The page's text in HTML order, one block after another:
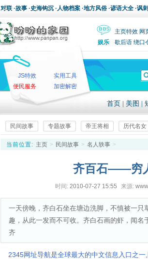
对联 ·故事 ·史海钩沉 ·人物档案 ·地方风俗 ·谚语大全 ·讽
主页特效 网
娱乐
歇后语 绕口
JS特效
实用工具
便民服务
加密解密
首页 美图
民间故事 专题故事 帝王将相 历代名女
当前位置: 主页 > 民间故事 > 名人轶事 >
齐百石——穷
时间: 2010-07-27 15:55 来源:
一天傍晚，齐白石坐在塘边洗脚，不慎被一
趣，从此一发而不可收。齐白石画的虾，闻名
齐
2345网址导航是全球最大的中文信息入口之